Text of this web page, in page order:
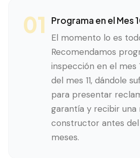
01
Programa en el Mes
El momento lo es
Recomendamos
inspección en el mes
del mes 11, dándole
para presentar
garantía y recibir una
constructor antes del
meses.